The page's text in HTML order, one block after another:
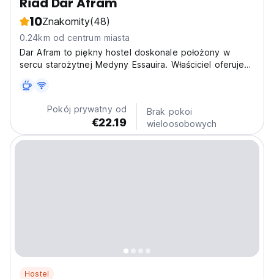
10Znakomity(48)
0.24km od centrum miasta
Dar Afram to piękny hostel doskonale położony w
sercu starożytnej Medyny Essauira. Właściciel oferuje
łazienką.
Pokój prywatny od
€22.19
Brak pokoi
wieloosobowych
Hostel